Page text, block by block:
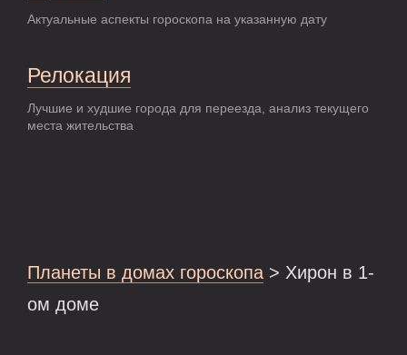
Актуальные аспекты гороскопа на указанную дату
Релокация
Лучшие и худшие города для переезда, анализ текущего
места жительства
Планеты в домах гороскопа > Хирон в 1-
ом доме